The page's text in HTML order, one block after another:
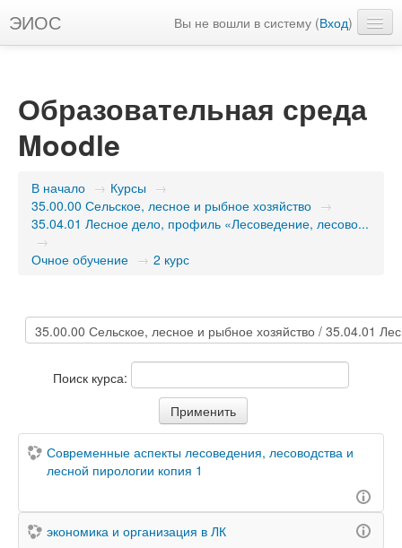
ЭИОС Вы не вошли в систему (Вход)
Образовательная среда
Moodle
В начало → Курсы →
35.00.00 Сельское, лесное и рыбное хозяйство →
35.04.01 Лесное дело, профиль «Лесоведение, лесово...
→
Очное обучение → 2 курс
Поиск курса:
Современные аспекты лесоведения, лесоводства и
лесной пирологии копия 1
экономика и организация в ЛК